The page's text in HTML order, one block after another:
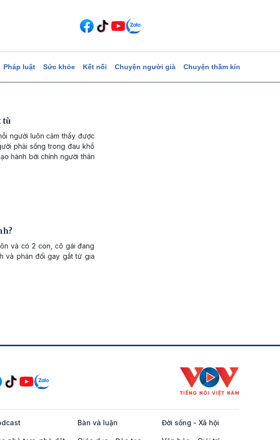
Pháp luật Sức khỏe Kết nối Chuyện người già Chuyện thầm kín
tù
người luôn cảm thấy được
phải sống trong đau khổ
hành bởi chính người thân
và có 2 con, cô gái đang
và phản đối gay gắt từ gia
Bàn và luận Đời sống - Xã hội